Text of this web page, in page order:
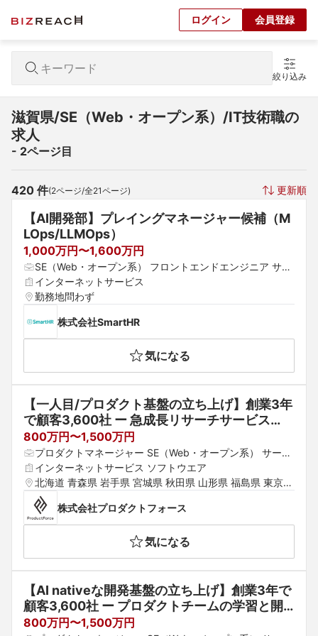
ログイン 会員登録
絞り込み
滋賀県/SE（Web・オープン系）/IT技術職の
求人
- 2ページ目
420 件(2ページ/全21ページ) 更新順
【AI開発部】プレイングマネージャー候補（M
LOps/LLMOps）
1,000万円〜1,600万円
SE（Web・オープン系） フロントエンドエンジニア サー
バーエンジニア（構築・運用）
インターネットサービス
勤務地問わず
株式会社SmartHR
気になる
【一人目/プロダクト基盤の立ち上げ】創業3年
で顧客3,600社 ー 急成長リサーチサービス
「ユニーリサーチ」のマルチプロダクト戦略を
支える”Product Platform”の開発を担う一人目
のプロダクトエンジニアを募集 ＃週1〜月1出
社・フレックス
800万円〜1,500万円
プロダクトマネージャー SE（Web・オープン系） サーバ
ーエンジニア（構築・運用）
インターネットサービス ソフトウエア
北海道 青森県 岩手県 宮城県 秋田県 山形県 福島県 東京都
神奈川県 埼玉県 千葉県 茨城県 群馬県 栃木県 愛知県 静岡
県 岐阜県 三重県 山梨県 新潟県 富山県 石川県 福井県 長
野県 大阪府 京都府 兵庫県 滋賀県 奈良県 和歌山県 鳥取県
島根県 岡山県 広島県 山口県 徳島県 香川県 愛媛県 高知県
福岡県 佐賀県 長崎県 熊本県 大分県 宮崎県 鹿児島県 沖縄
県
株式会社プロダクトフォース
気になる
【AI nativeな開発基盤の立ち上げ】創業3年で
顧客3,600社 ー プロダクトチームの学習と開
発速度を最大化する”Developer Platform”の0
800万円〜1,500万円